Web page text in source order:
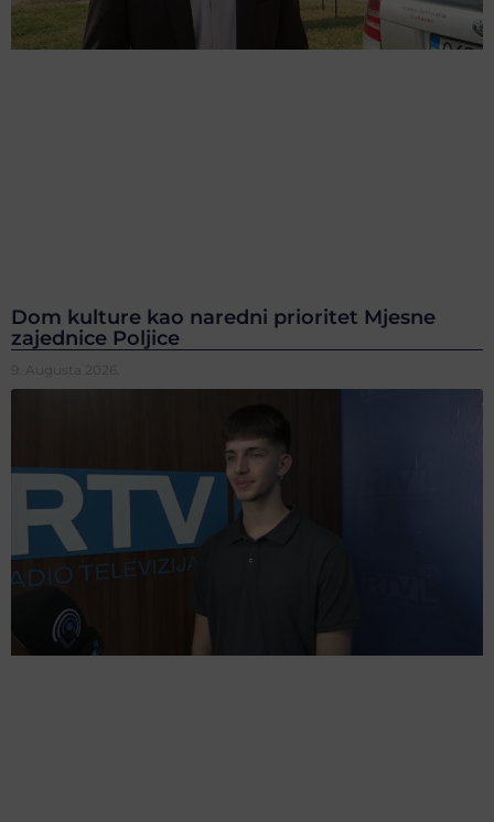
Dom kulture kao naredni prioritet Mjesne
zajednice Poljice
9. Augusta 2026.